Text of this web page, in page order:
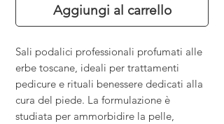
Aggiungi al carrello
Sali podalici professionali profumati alle
erbe toscane, ideali per trattamenti
pedicure e rituali benessere dedicati alla
cura del piede. La formulazione è
studiata per ammorbidire la pelle,